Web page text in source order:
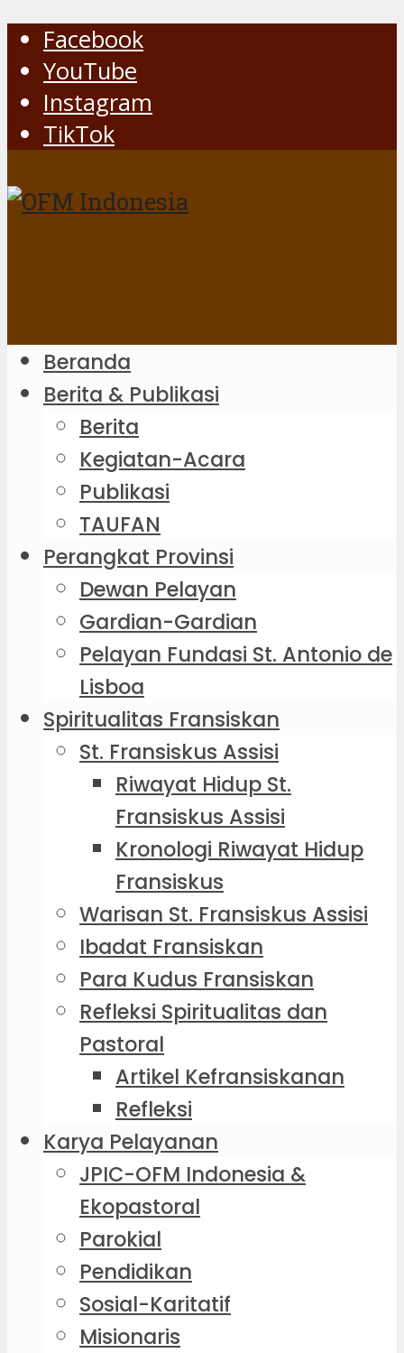
Facebook
YouTube
Instagram
TikTok
Beranda
Berita & Publikasi
Berita
Kegiatan-Acara
Publikasi
TAUFAN
Perangkat Provinsi
Dewan Pelayan
Gardian-Gardian
Pelayan Fundasi St. Antonio de
Lisboa
Spiritualitas Fransiskan
St. Fransiskus Assisi
Riwayat Hidup St.
Fransiskus Assisi
Kronologi Riwayat Hidup
Fransiskus
Warisan St. Fransiskus Assisi
Ibadat Fransiskan
Para Kudus Fransiskan
Refleksi Spiritualitas dan
Pastoral
Artikel Kefransiskanan
Refleksi
Karya Pelayanan
JPIC-OFM Indonesia &
Ekopastoral
Parokial
Pendidikan
Sosial-Karitatif
Misionaris